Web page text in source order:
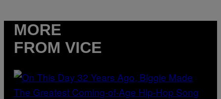
MORE
FROM VICE